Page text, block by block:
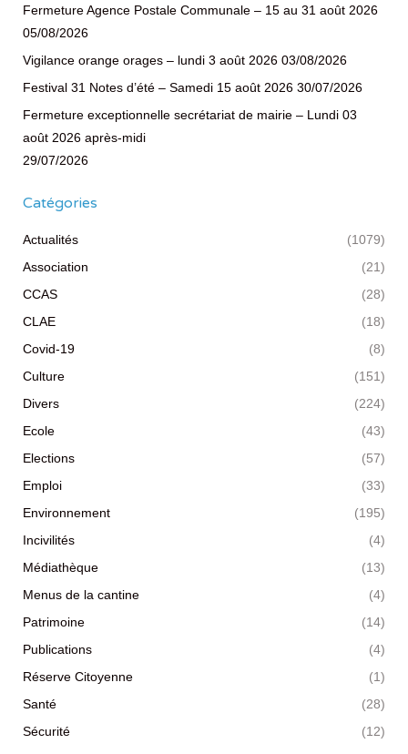
Fermeture Agence Postale Communale – 15 au 31 août 2026
05/08/2026
Vigilance orange orages – lundi 3 août 2026 03/08/2026
Festival 31 Notes d’été – Samedi 15 août 2026 30/07/2026
Fermeture exceptionnelle secrétariat de mairie – Lundi 03
août 2026 après-midi
29/07/2026
Catégories
Actualités
(1079)
Association
(21)
CCAS
(28)
CLAE
(18)
Covid-19
(8)
Culture
(151)
Divers
(224)
Ecole
(43)
Elections
(57)
Emploi
(33)
Environnement
(195)
Incivilités
(4)
Médiathèque
(13)
Menus de la cantine
(4)
Patrimoine
(14)
Publications
(4)
Réserve Citoyenne
(1)
Santé
(28)
Sécurité
(12)